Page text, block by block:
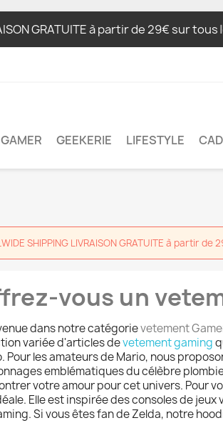
GRATUITE à partir de 29€ sur tous les
GAMER GEEKERIE LIFESTYLE
SHIPPING LIVRAISON GRATUITE à partir
vous un
dans notre catégorievetement
variée d'articles devetement gaming
Pour les amateurs de Mario, nous
emblématiques du célèbre
votre amour pour cet univers. Pour
Elle est inspirée des consoles de
Si vous êtes fan de Zelda, notre